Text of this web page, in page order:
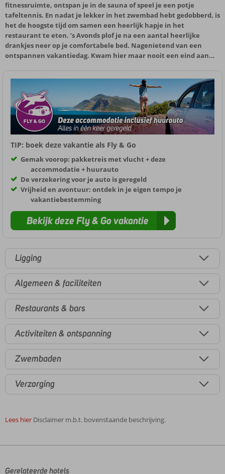
fitnessruimte, ontspan je in de sauna of speel je een potje
tafeltennis. En nadat je lekker in het zwembad hebt gedobberd, is
het de hoogste tijd om samen een heerlijk hapje in het
restaurant te eten. ’s Avonds plof je na een aantal heerlijke
drankjes neer op je comfortabele bed. Nagenietend van een
ontspannen vakantiedag. Kwam hier maar nooit een eind aan…
TIP: boek deze vakantie als Fly & Go
Gemak voorop: pakketreis met vlucht + deze
accommodatie + huurauto
De verzekering voor je auto is geregeld
Vrijheid en avontuur: ontdek in je eigen tempo je
vakantiebestemming
Bekijk deze Fly & Go vakantie
Ligging
Algemeen & faciliteiten
Restaurants & bars
Activiteiten & ontspanning
Zwembaden
Verzorging
Lees hier Disclaimer m.b.t. bovenstaande beschrijving.
door
Gerelateerde hotels